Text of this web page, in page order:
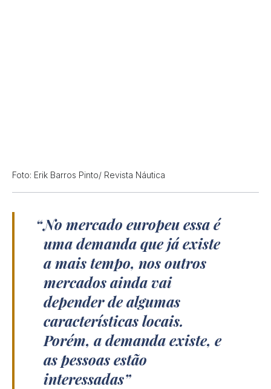
Foto: Erik Barros Pinto/ Revista Náutica
No mercado europeu essa é
uma demanda que já existe
a mais tempo, nos outros
mercados ainda vai
depender de algumas
características locais.
Porém, a demanda existe, e
as pessoas estão
interessadas